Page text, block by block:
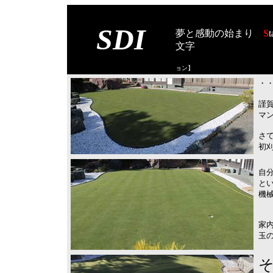
SDI 夢と感動の始まり S
文字
ョン】
・
謹
マ
さ
初
自
と
機
家
玉